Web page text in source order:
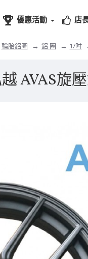
優惠活動 店
輪胎鋁圈 鋁 圈 17吋
AVAS旋